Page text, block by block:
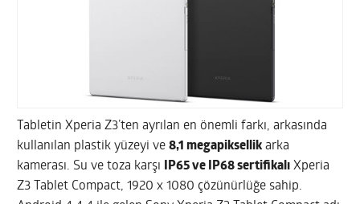
Tabletin Xperia Z3’ten ayrılan en önemli farkı, arkasında
kullanılan plastik yüzeyi ve8,1 megapiksellik arka
kamerası. Su ve toza karşı
IP65 ve IP68 sertifikalı Xperia
Z3 Tablet Compact, 1920 x 1080 çözünürlüğe sahip.